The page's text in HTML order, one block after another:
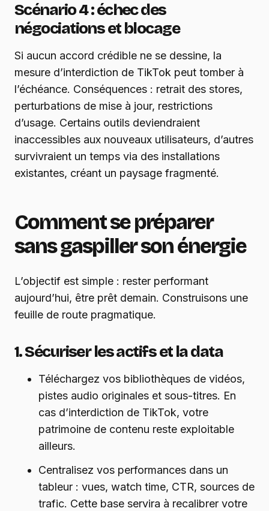
Scénario 4 : échec des
négociations et blocage
Si aucun accord crédible ne se dessine, la
mesure d’interdiction de TikTok peut tomber à
l’échéance. Conséquences : retrait des stores,
perturbations de mise à jour, restrictions
d’usage. Certains outils deviendraient
inaccessibles aux nouveaux utilisateurs, d’autres
survivraient un temps via des installations
existantes, créant un paysage fragmenté.
Comment se préparer
sans gaspiller son énergie
L’objectif est simple : rester performant
aujourd’hui, être prêt demain. Construisons une
feuille de route pragmatique.
1. Sécuriser les actifs et la data
Téléchargez vos bibliothèques de vidéos,
pistes audio originales et sous-titres. En
cas d’interdiction de TikTok, votre
patrimoine de contenu reste exploitable
ailleurs.
Centralisez vos performances dans un
tableur : vues, watch time, CTR, sources de
trafic. Cette base servira à recalibrer votre